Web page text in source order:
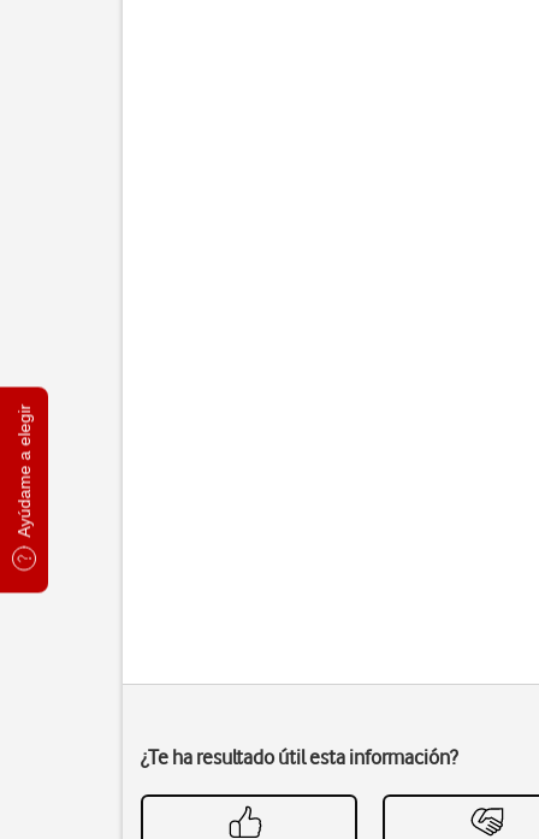
Ayúdame a elegir
¿Te ha resultado útil esta información?